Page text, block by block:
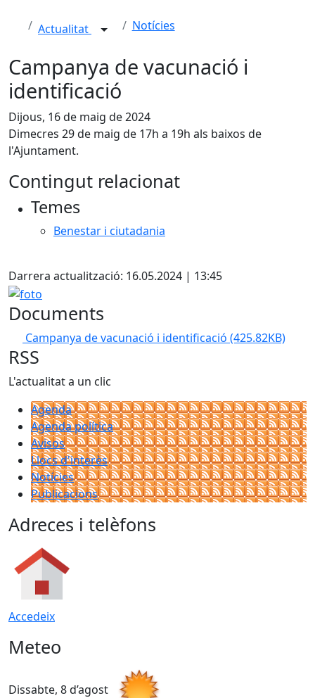
Actualitat Notícies
Campanya de vacunació i
identificació
Dijous, 16 de maig de 2024
Dimecres 29 de maig de 17h a 19h als baixos de
l'Ajuntament.
Contingut relacionat
Temes
Benestar i ciutadania
Darrera actualització: 16.05.2024 | 13:45
foto
Documents
Campanya de vacunació i identificació (425.82KB)
RSS
L'actualitat a un clic
Agenda
Agenda política
Avisos
Llocs d'interès
Notícies
Publicacions
Adreces i telèfons
Accedeix
Meteo
Dissabte, 8 d’agost